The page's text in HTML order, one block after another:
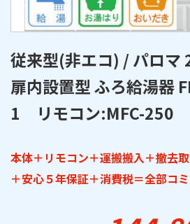
従来型(非エコ) / パロマ
扉内設置型 ふろ給湯器
1 リモコン:MFC-250
本体＋リモコン＋運搬搬入＋撤去
＋安心５年保証＋消費税＝全部コ